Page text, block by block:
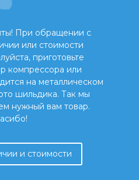
При обращении с
или стоимости
приготовьте
компрессора или
на металлическом
шильдика. Так мы
нужный вам товар.
и стоимости